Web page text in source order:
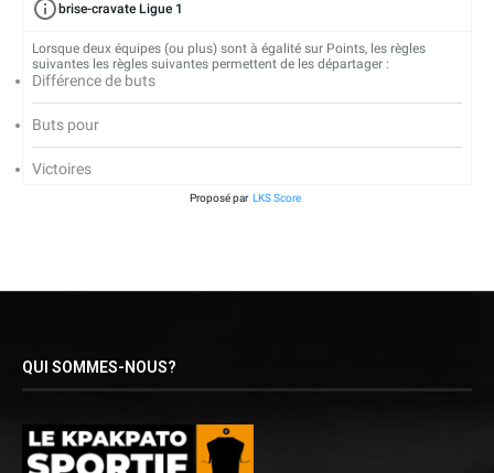
brise-cravate Ligue 1
Lorsque deux équipes (ou plus) sont à égalité sur Points, les règles
suivantes les règles suivantes permettent de les départager :
Différence de buts
Buts pour
Victoires
Proposé par LKS Score
QUI SOMMES-NOUS?